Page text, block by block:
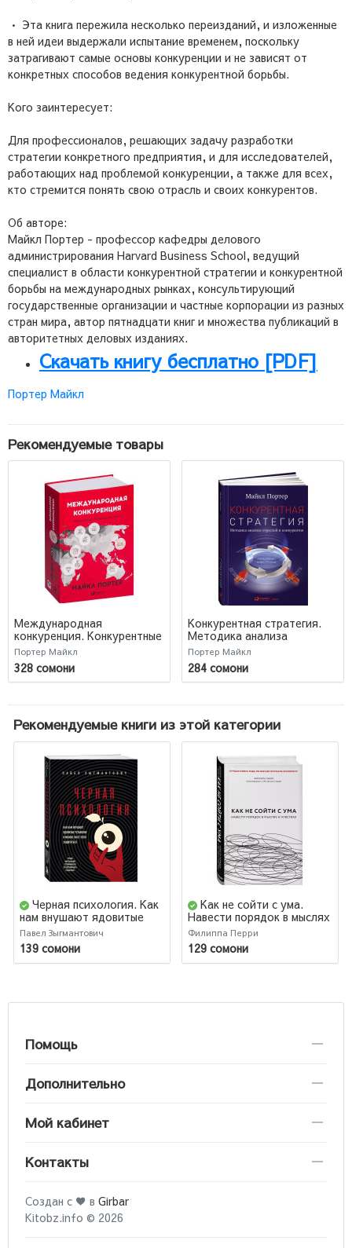
• Эта книга пережила несколько переизданий, и изложенные
в ней идеи выдержали испытание временем, поскольку
затрагивают самые основы конкуренции и не зависят от
конкретных способов ведения конкурентной борьбы.
Кого заинтересует:
Для профессионалов, решающих задачу разработки
стратегии конкретного предприятия, и для исследователей,
работающих над проблемой конкуренции, а также для всех,
кто стремится понять свою отрасль и своих конкурентов.
Об авторе:
Майкл Портер - профессор кафедры делового
администрирования Harvard Business School, ведущий
специалист в области конкурентной стратегии и конкурентной
борьбы на международных рынках, консультирующий
государственные организации и частные корпорации из разных
стран мира, автор пятнадцати книг и множества публикаций в
авторитетных деловых изданиях.
Скачать книгу бесплатно [PDF]
Портер Майкл
Рекомендуемые товары
Международная
конкуренция. Конкурентные
преимущества стран
Портер Майкл
328 сомони
Конкурентная стратегия.
Методика анализа
отраслей и конкурентов
Портер Майкл
284 сомони
Рекомендуемые книги из этой категории
Черная психология. Как
нам внушают ядовитые
установки и можно ли от
этого защититься
Павел Зыгмантович
139 сомони
Как не сойти с ума.
Навести порядок в мыслях
и чувствах
Филиппа Перри
129 сомони
Помощь
Дополнительно
Мой кабинет
Контакты
Создан с ♥ в Girbar
Kitobz.info © 2026